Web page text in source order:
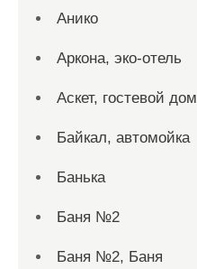
Анико
Аркона, эко-отель
Аскет, гостевой дом
Байкал, автомойка
Банька
Баня №2
Баня №2, Баня